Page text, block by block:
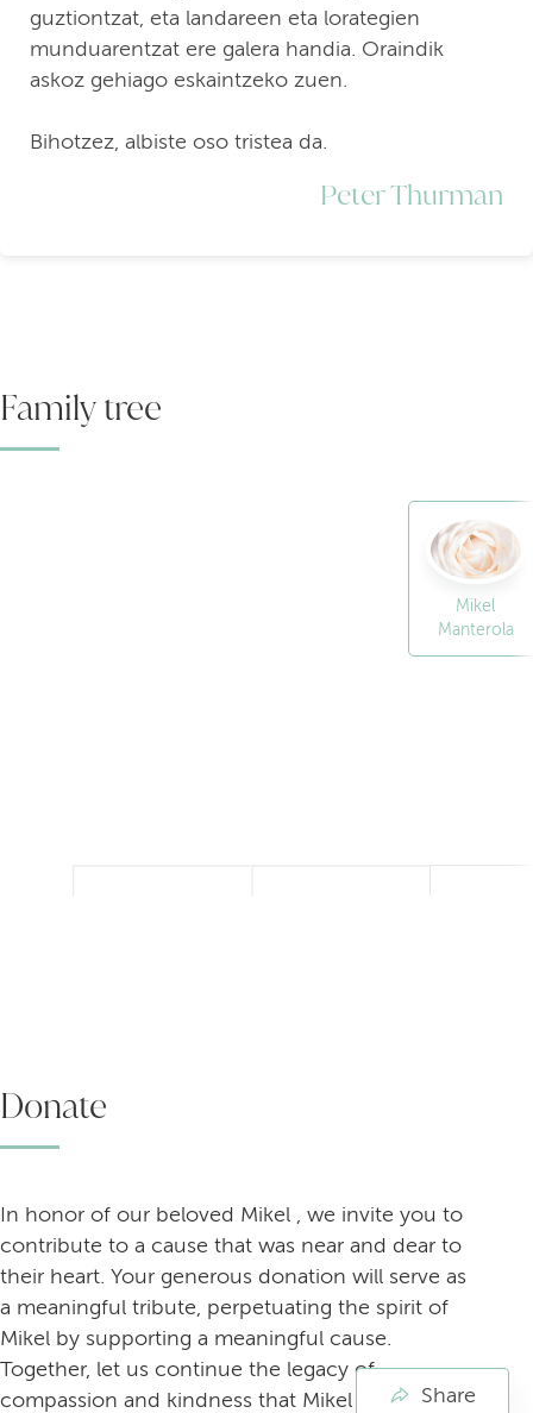
guztiontzat, eta landareen eta lorategien
munduarentzat ere galera handia. Oraindik
askoz gehiago eskaintzeko zuen.
Bihotzez, albiste oso tristea da.
Peter Thurman
Family tree
Mikel
Manterola
Donate
In honor of our beloved Mikel , we invite you to
contribute to a cause that was near and dear to
their heart. Your generous donation will serve as
a meaningful tribute, perpetuating the spirit of
Mikel by supporting a meaningful cause.
Together, let us continue the legacy of
compassion and kindness that Mikel embodied
Share